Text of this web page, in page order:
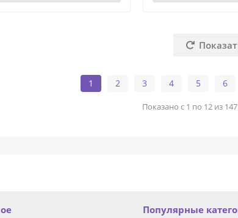
1 2 3 4 5 6
Показано с 1 по 12 из
Популярные